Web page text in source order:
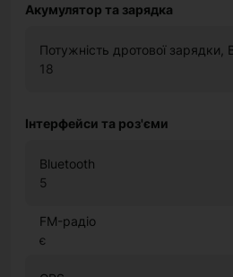
Акумулятор та зарядка
Потужність дротової зарядки,
18
Інтерфейси та роз'єми
Bluetooth
5
FM-радіо
є